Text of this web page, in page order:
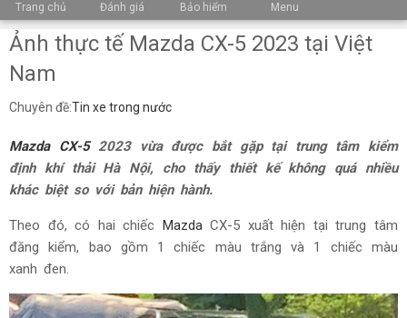
Trang chủ Đánh giá Bảo hiểm Menu
Ảnh thực tế Mazda CX-5 2023 tại Việt
Nam
Chuyên đề:Tin xe trong nước
Mazda CX-52023 vừa được bắt gặp tại trung tâm kiểm
định khí thải Hà Nội, cho thấy thiết kế không quá nhiều
khác biệt so với bản hiện hành.
Theo đó, có hai chiếc MazdaCX-5 xuất hiện tại trung tâm
đăng kiểm, bao gồm 1 chiếc màu trắng và 1 chiếc màu
xanh đen.